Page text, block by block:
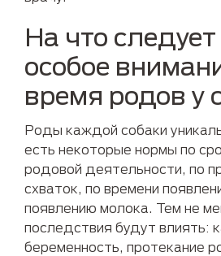
На что
особое
время родов у
Роды каждой собаки
есть некоторые нормы по
родовой деятельности, по
схваток, по времени
появлению молока. Тем не
последствия будут влиять:
беременность, протекание